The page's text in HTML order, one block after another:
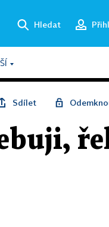
Hledat
Sdílet